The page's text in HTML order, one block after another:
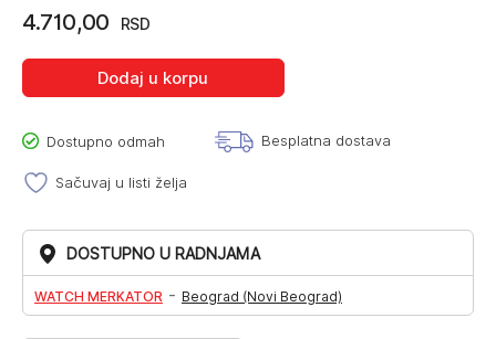
4.710,00 RSD
Dodaj u korpu
Dostupno odmah Besplatna dostava
Sačuvaj u listi želja
DOSTUPNO U RADNJAMA
WATCH MERKATOR - Beograd (Novi Beograd)